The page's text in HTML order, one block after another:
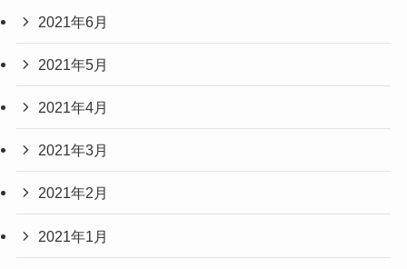
2021年6月
2021年5月
2021年4月
2021年3月
2021年2月
2021年1月